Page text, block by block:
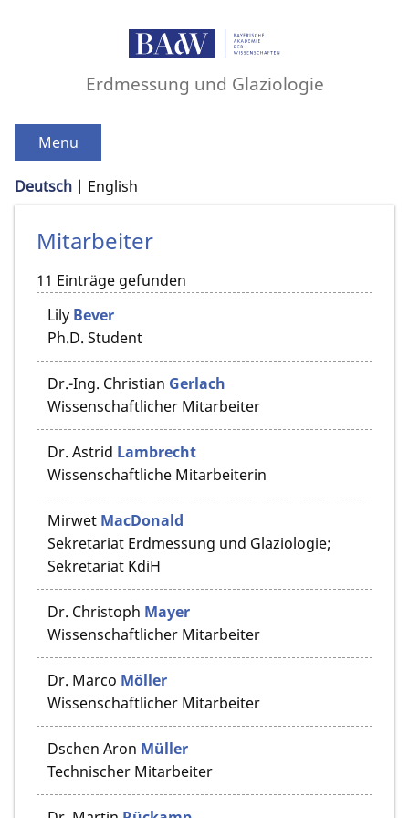
Erdmessung und Glaziologie
Menu
Deutsch English
Mitarbeiter
11 Einträge gefunden
Lily Bever
Ph.D. Student
Dr.-Ing. Christian Gerlach
Wissenschaftlicher Mitarbeiter
Dr. Astrid Lambrecht
Wissenschaftliche Mitarbeiterin
Mirwet MacDonald
Sekretariat Erdmessung und Glaziologie;
Sekretariat KdiH
Dr. Christoph Mayer
Wissenschaftlicher Mitarbeiter
Dr. Marco Möller
Wissenschaftlicher Mitarbeiter
Dschen Aron Müller
Technischer Mitarbeiter